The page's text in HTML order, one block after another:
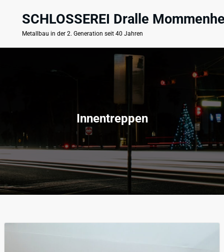
springenSCHLOSSEREI Dralle
Metallbau in der 2. Generation seit 40 Jahren
Innentreppen